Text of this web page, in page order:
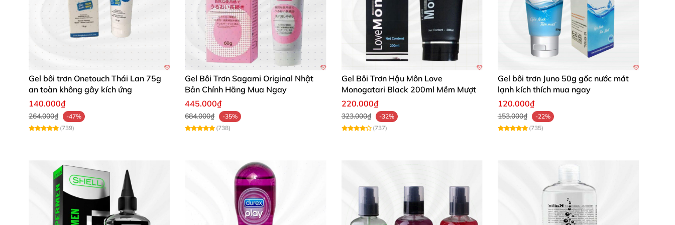
Gel bôi trơn Onetouch Thái Lan 75g
an toàn không gây kích ứng
140.000₫
264.000₫
-47%
(739)
Gel Bôi Trơn Sagami Original Nhật
Bản Chính Hãng Mua Ngay
445.000₫
684.000₫
-35%
(738)
Gel Bôi Trơn Hậu Môn Love
Monogatari Black 200ml Mềm Mượt
220.000₫
323.000₫
-32%
(737)
Gel bôi trơn Juno 50g gốc nước mát
lạnh kích thích mua ngay
120.000₫
153.000₫
-22%
(735)